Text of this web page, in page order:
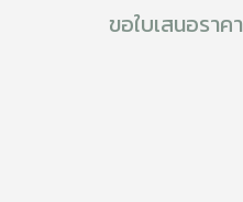
ขอใบเสนอราคา